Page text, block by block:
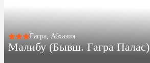
Гагра, Абхазия
Малибу (Бывш. Гагра Палас)